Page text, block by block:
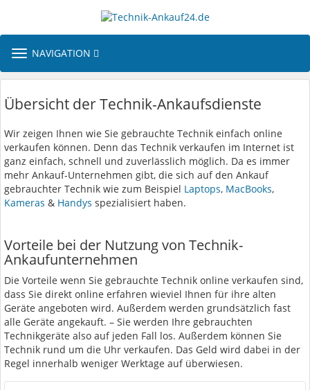
TOGGLE
NAVIGATION
Übersicht der Technik-Ankaufsdienste
Wir zeigen Ihnen wie Sie gebrauchte Technik einfach online
verkaufen können. Denn das Technik verkaufen im Internet ist
ganz einfach, schnell und zuverlässlich möglich. Da es immer
mehr Ankauf-Unternehmen gibt, die sich auf den Ankauf
gebrauchter Technik wie zum Beispiel Laptops, MacBooks,
Kameras & Handys spezialisiert haben.
Vorteile bei der Nutzung von Technik-
Ankaufunternehmen
Die Vorteile wenn Sie gebrauchte Technik online verkaufen sind,
dass Sie direkt online erfahren wieviel Ihnen für ihre alten
Geräte angeboten wird. Außerdem werden grundsätzlich fast
alle Geräte angekauft. – Sie werden Ihre gebrauchten
Technikgeräte also auf jeden Fall los. Außerdem können Sie
Technik rund um die Uhr verkaufen. Das Geld wird dabei in der
Regel innerhalb weniger Werktage auf überwiesen.